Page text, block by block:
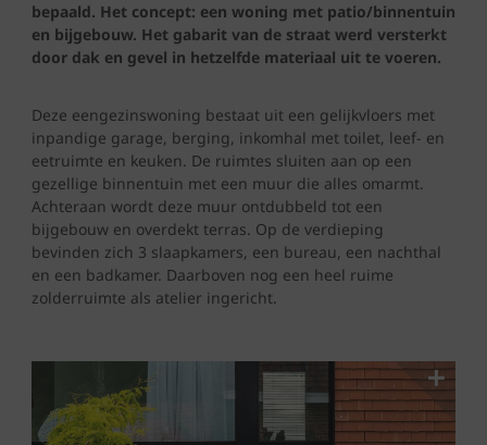
bepaald. Het concept: een woning met patio/binnentuin
en bijgebouw. Het gabarit van de straat werd versterkt
door dak en gevel in hetzelfde materiaal uit te voeren.
Deze eengezinswoning bestaat uit een gelijkvloers met
inpandige garage, berging, inkomhal met toilet, leef- en
eetruimte en keuken. De ruimtes sluiten aan op een
gezellige binnentuin met een muur die alles omarmt.
Achteraan wordt deze muur ontdubbeld tot een
bijgebouw en overdekt terras. Op de verdieping
bevinden zich 3 slaapkamers, een bureau, een nachthal
en een badkamer. Daarboven nog een heel ruime
zolderruimte als atelier ingericht.